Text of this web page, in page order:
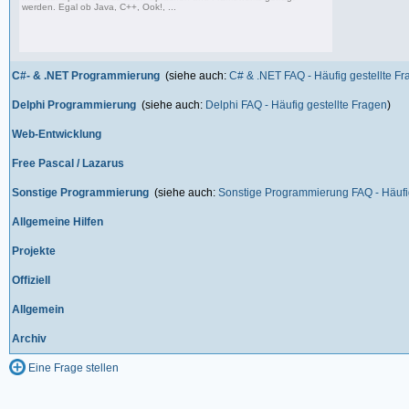
werden. Egal ob Java, C++, Ook!, ...
C#- & .NET Programmierung (siehe auch: C# & .NET FAQ - Häufig gestellte
Delphi Programmierung (siehe auch: Delphi FAQ - Häufig gestellte Fragen)
Web-Entwicklung
Free Pascal / Lazarus
Sonstige Programmierung (siehe auch: Sonstige Programmierung FAQ -
Allgemeine Hilfen
Projekte
Offiziell
Allgemein
Archiv
Eine Frage stellen